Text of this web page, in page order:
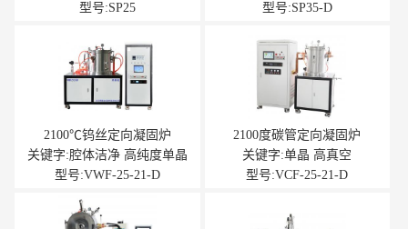
型号:SP25
型号:SP35-D
2100℃钨丝定向凝固炉
关键字:腔体洁净 高纯度单晶
型号:VWF-25-21-D
2100度碳管定向凝固炉
关键字:单晶 高真空
型号:VCF-25-21-D